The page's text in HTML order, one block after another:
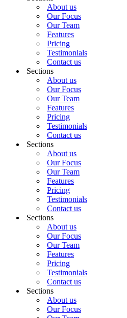
About us
Our Focus
Our Team
Features
Pricing
Testimonials
Contact us
Sections
About us
Our Focus
Our Team
Features
Pricing
Testimonials
Contact us
Sections
About us
Our Focus
Our Team
Features
Pricing
Testimonials
Contact us
Sections
About us
Our Focus
Our Team
Features
Pricing
Testimonials
Contact us
Sections
About us
Our Focus